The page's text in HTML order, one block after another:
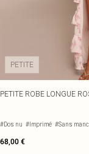
PETITE
PETITE ROBE LONGUE
#Dos nu #Imprimé #Sans
68,00 €